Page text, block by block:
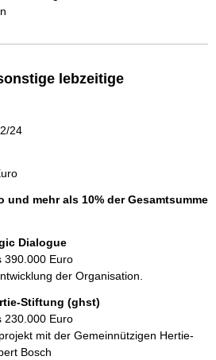
lebzeitige
24
und mehr als 10% der Gesamtsumme
Dialogue
390.000 Euro
der Organisation.
Stiftung (ghst)
230.000 Euro
mit der Gemeinnützigen Hertie-
Bosch